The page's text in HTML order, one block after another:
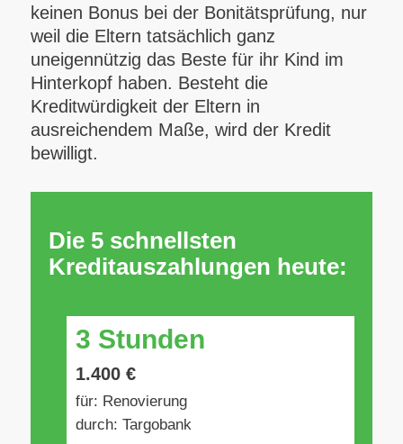
keinen Bonus bei der Bonitätsprüfung, nur
weil die Eltern tatsächlich ganz
uneigennützig das Beste für ihr Kind im
Hinterkopf haben. Besteht die
Kreditwürdigkeit der Eltern in
ausreichendem Maße, wird der Kredit
bewilligt.
Die 5 schnellsten
Kreditauszahlungen heute:
3 Stunden
1.400 €
für: Renovierung
durch: Targobank